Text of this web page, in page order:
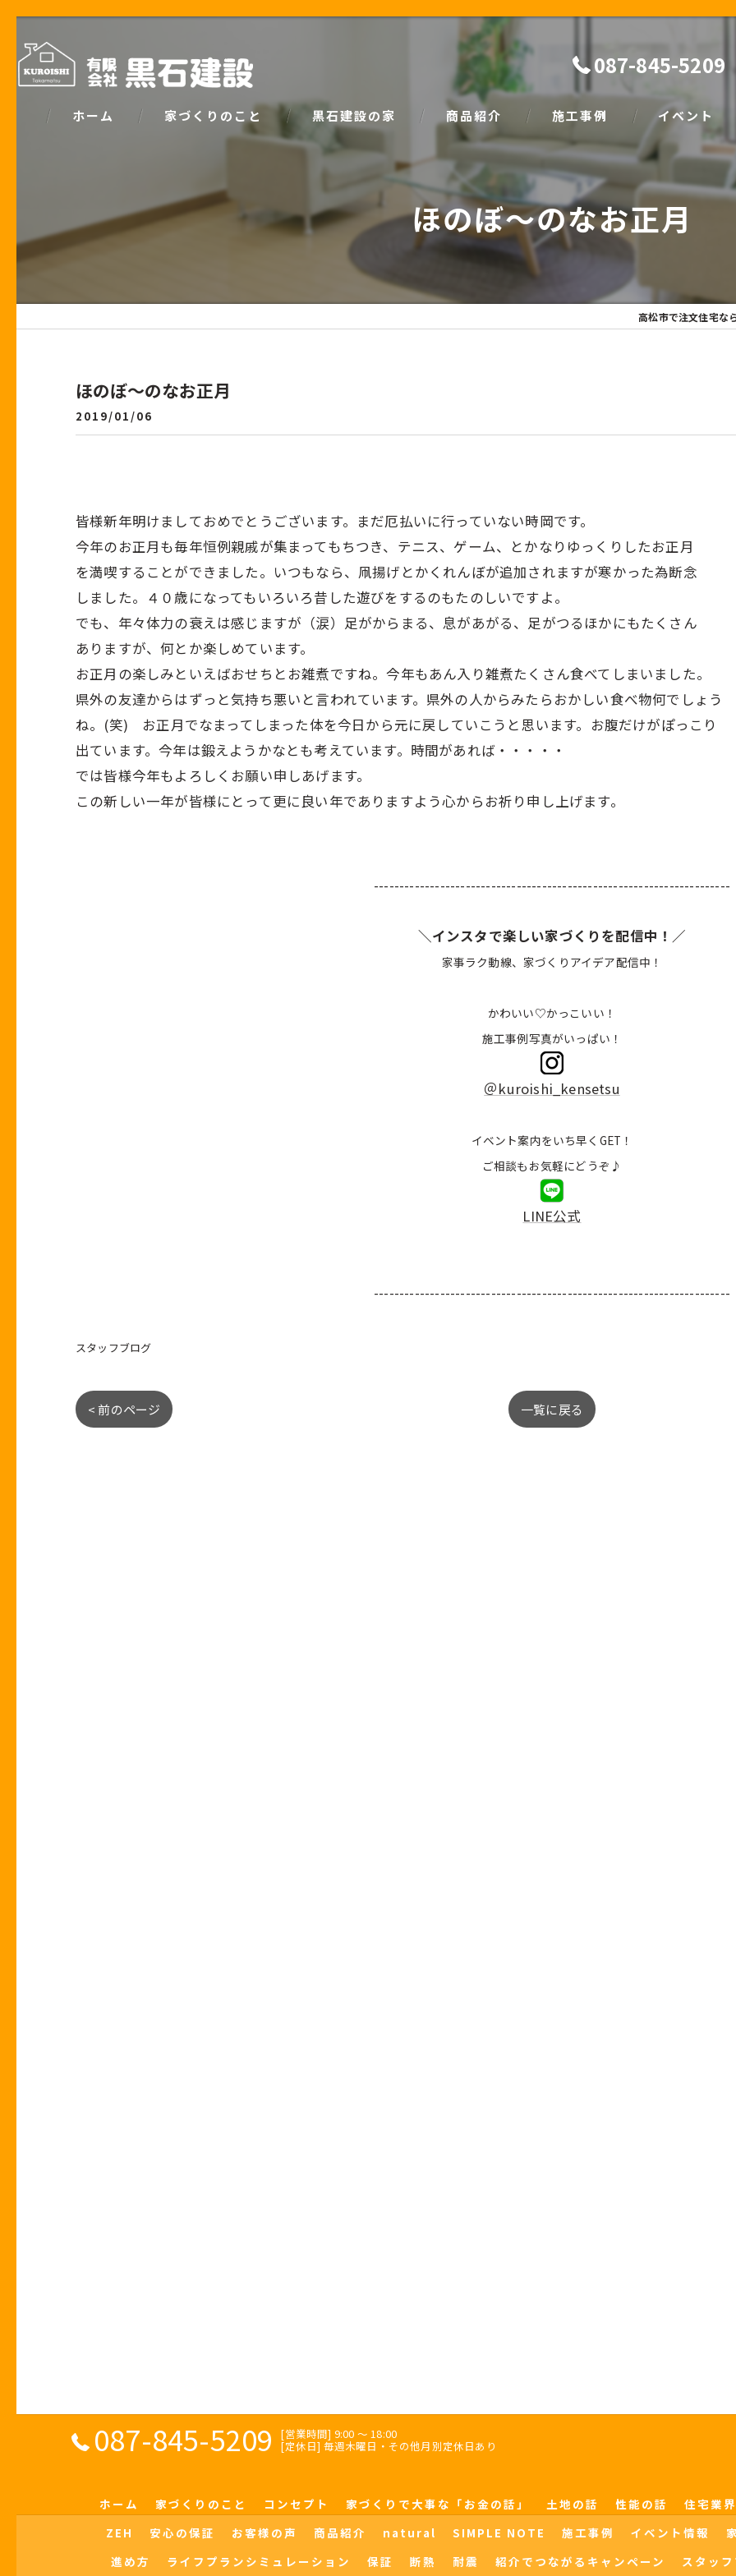
087-845-5209
ホーム 家づくりのこと
家づくりで大事な「お金の話」
黒石建設の家
パッシブデザイン
ZEH
安心の保証
商品紹介
natural
SIMPLE NOTE
施工事例 イベント
家づくり塾
ほのぼ～のなお正月
高松市で注文住宅な
ほのぼ～のなお正月
2019/01/06
皆様新年明けましておめでとうございます。まだ厄払いに行っていない時岡です。
今年のお正月も毎年恒例親戚が集まってもちつき、テニス、ゲーム、とかなりゆっくりしたお正月
を満喫することができました。いつもなら、凧揚げとかくれんぼが追加されますが寒かった為断念
しました。４０歳になってもいろいろ昔した遊びをするのもたのしいですよ。
でも、年々体力の衰えは感じますが（涙）足がからまる、息があがる、足がつるほかにもたくさん
ありますが、何とか楽しめています。
お正月の楽しみといえばおせちとお雑煮ですね。今年もあん入り雑煮たくさん食べてしまいました。
県外の友達からはずっと気持ち悪いと言われています。県外の人からみたらおかしい食べ物何でしょう
ね。(笑) お正月でなまってしまった体を今日から元に戻していこうと思います。お腹だけがぽっこり
出ています。今年は鍛えようかなとも考えています。時間があれば・・・・・
では皆様今年もよろしくお願い申しあげます。
この新しい一年が皆様にとって更に良い年でありますよう心からお祈り申し上げます。
----------------------------------------------------------------------
＼インスタで楽しい家づくりを配信中！／
家事ラク動線、家づくりアイデア配信中！
かわいい♡かっこいい！
施工事例写真がいっぱい！
＠kuroishi_kensetsu
イベント案内をいち早くGET！
ご相談もお気軽にどうぞ♪
LINE公式
----------------------------------------------------------------------
スタッフブログ
< 前のページ 一覧に戻る
087-845-5209 [営業時間] 9:00 〜 18:00
[定休日] 毎週木曜日・その他月別定休日あり
ホーム 家づくりのこと コンセプト 家づくりで大事な「お金の話」 土地の話 性能の話 住宅業
ZEH
安心の保証 お客様の声 商品紹介 natural SIMPLE NOTE 施工事例 イベント情報
進め方
ライフプランシミュレーション 保証 断熱 耐震 紹介でつながるキャンペーン スタッ